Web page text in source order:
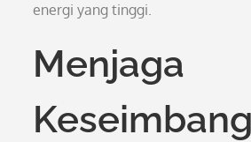
energi yang tinggi.
Menjaga